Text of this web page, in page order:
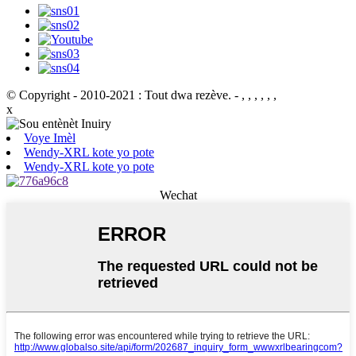
© Copyright - 2010-2021 : Tout dwa rezève. - , , , , , ,
x
Voye Imèl
Wendy-XRL kote yo pote
Wendy-XRL kote yo pote
Wechat